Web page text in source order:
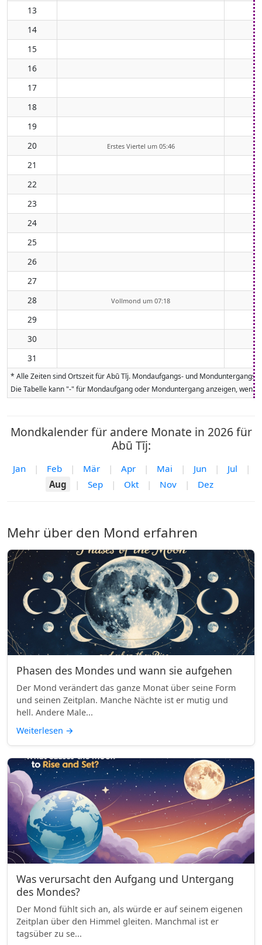
13
14
15
16
17
18
19
20
Erstes Viertel um 05:46
21
22
23
24
25
26
27
28
Vollmond um 07:18
29
30
31
* Alle Zeiten sind Ortszeit für Abū Tīj. Mondaufgangs- und
Die Tabelle kann "-" für Mondaufgang oder Monduntergang anzeigen,
Mondkalender für andere Monate in 2026 für
Abū Tīj:
Jan | Feb | Mär | Apr | Mai | Jun | Jul
|
Aug
| Sep | Okt | Nov | Dez
Mehr über den Mond erfahren
Phasen des Mondes und wann sie aufgehen
Der Mond verändert das ganze Monat über seine Form
und seinen Zeitplan. Manche Nächte ist er mutig und
hell. Andere Male...
Weiterlesen →
Was verursacht den Aufgang und Untergang
des Mondes?
Der Mond fühlt sich an, als würde er auf seinem eigenen
Zeitplan über den Himmel gleiten. Manchmal ist er
tagsüber zu se...